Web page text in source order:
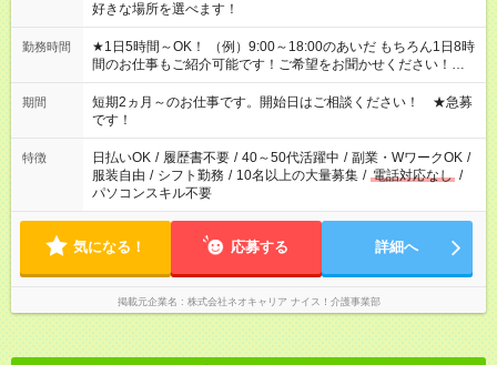
好きな場所を選べます！
勤務時間
★1日5時間～OK！ （例）9:00～18:00のあいだ もちろん1日8時
間のお仕事もご紹介可能です！ご希望をお聞かせください！★家
庭の都合でお休みが必要な場合も遠慮なくご相談ください。 ※
週最低15時間以上の勤務が必要です
期間
短期2ヵ月～のお仕事です。開始日はご相談ください！ ★急募
です！
特徴 日払いOK / 履歴書不要 / 40～50代活躍中 / 副業・WワークOK /
服装自由 / シフト勤務 / 10名以上の大量募集 / 電話対応なし /
パソコンスキル不要
気になる！ 応募する 詳細へ
掲載元企業名 株式会社ネオキャリア ナイス！介護事業部